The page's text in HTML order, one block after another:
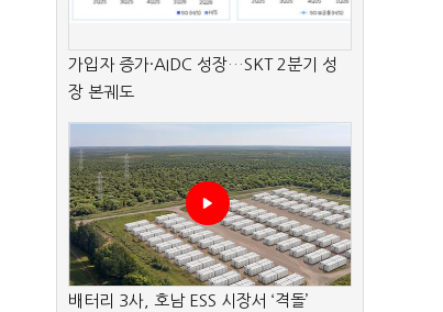
가입자 증가·AIDC 성장…SKT 2분기 성
장 본궤도
배터리 3사, 호남 ESS 시장서 ‘격돌’